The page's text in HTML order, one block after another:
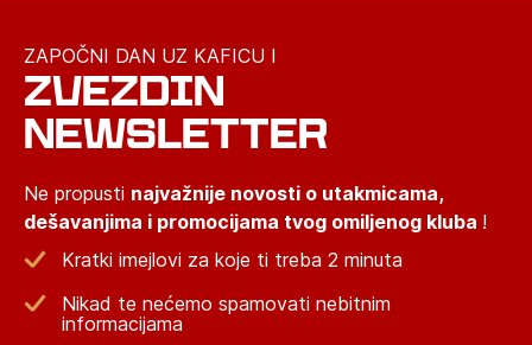
ZAPOČNI DAN UZ KAFICU I
ZVEZDIN
NEWSLETTER
Ne propusti najvažnije novosti o utakmicama,
dešavanjima i promocijama tvog omiljenog kluba !
Kratki imejlovi za koje ti treba 2 minuta
Nikad te nećemo spamovati nebitnim
informacijama